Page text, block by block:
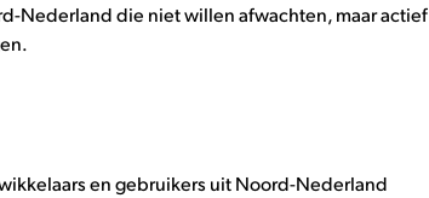
Nederland die niet willen afwachten, maar actief
en gebruikers uit Noord-Nederland